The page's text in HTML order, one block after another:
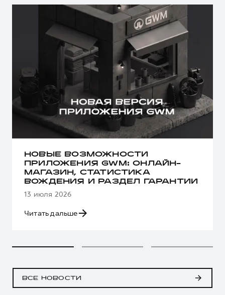
НОВЫЕ ВОЗМОЖНОСТИ
ПРИЛОЖЕНИЯ GWM: ОНЛАЙН-
МАГАЗИН, СТАТИСТИКА
ВОЖДЕНИЯ И РАЗДЕЛ ГАРАНТИИ
13 июля 2026
Читать дальше
ВСЕ НОВОСТИ